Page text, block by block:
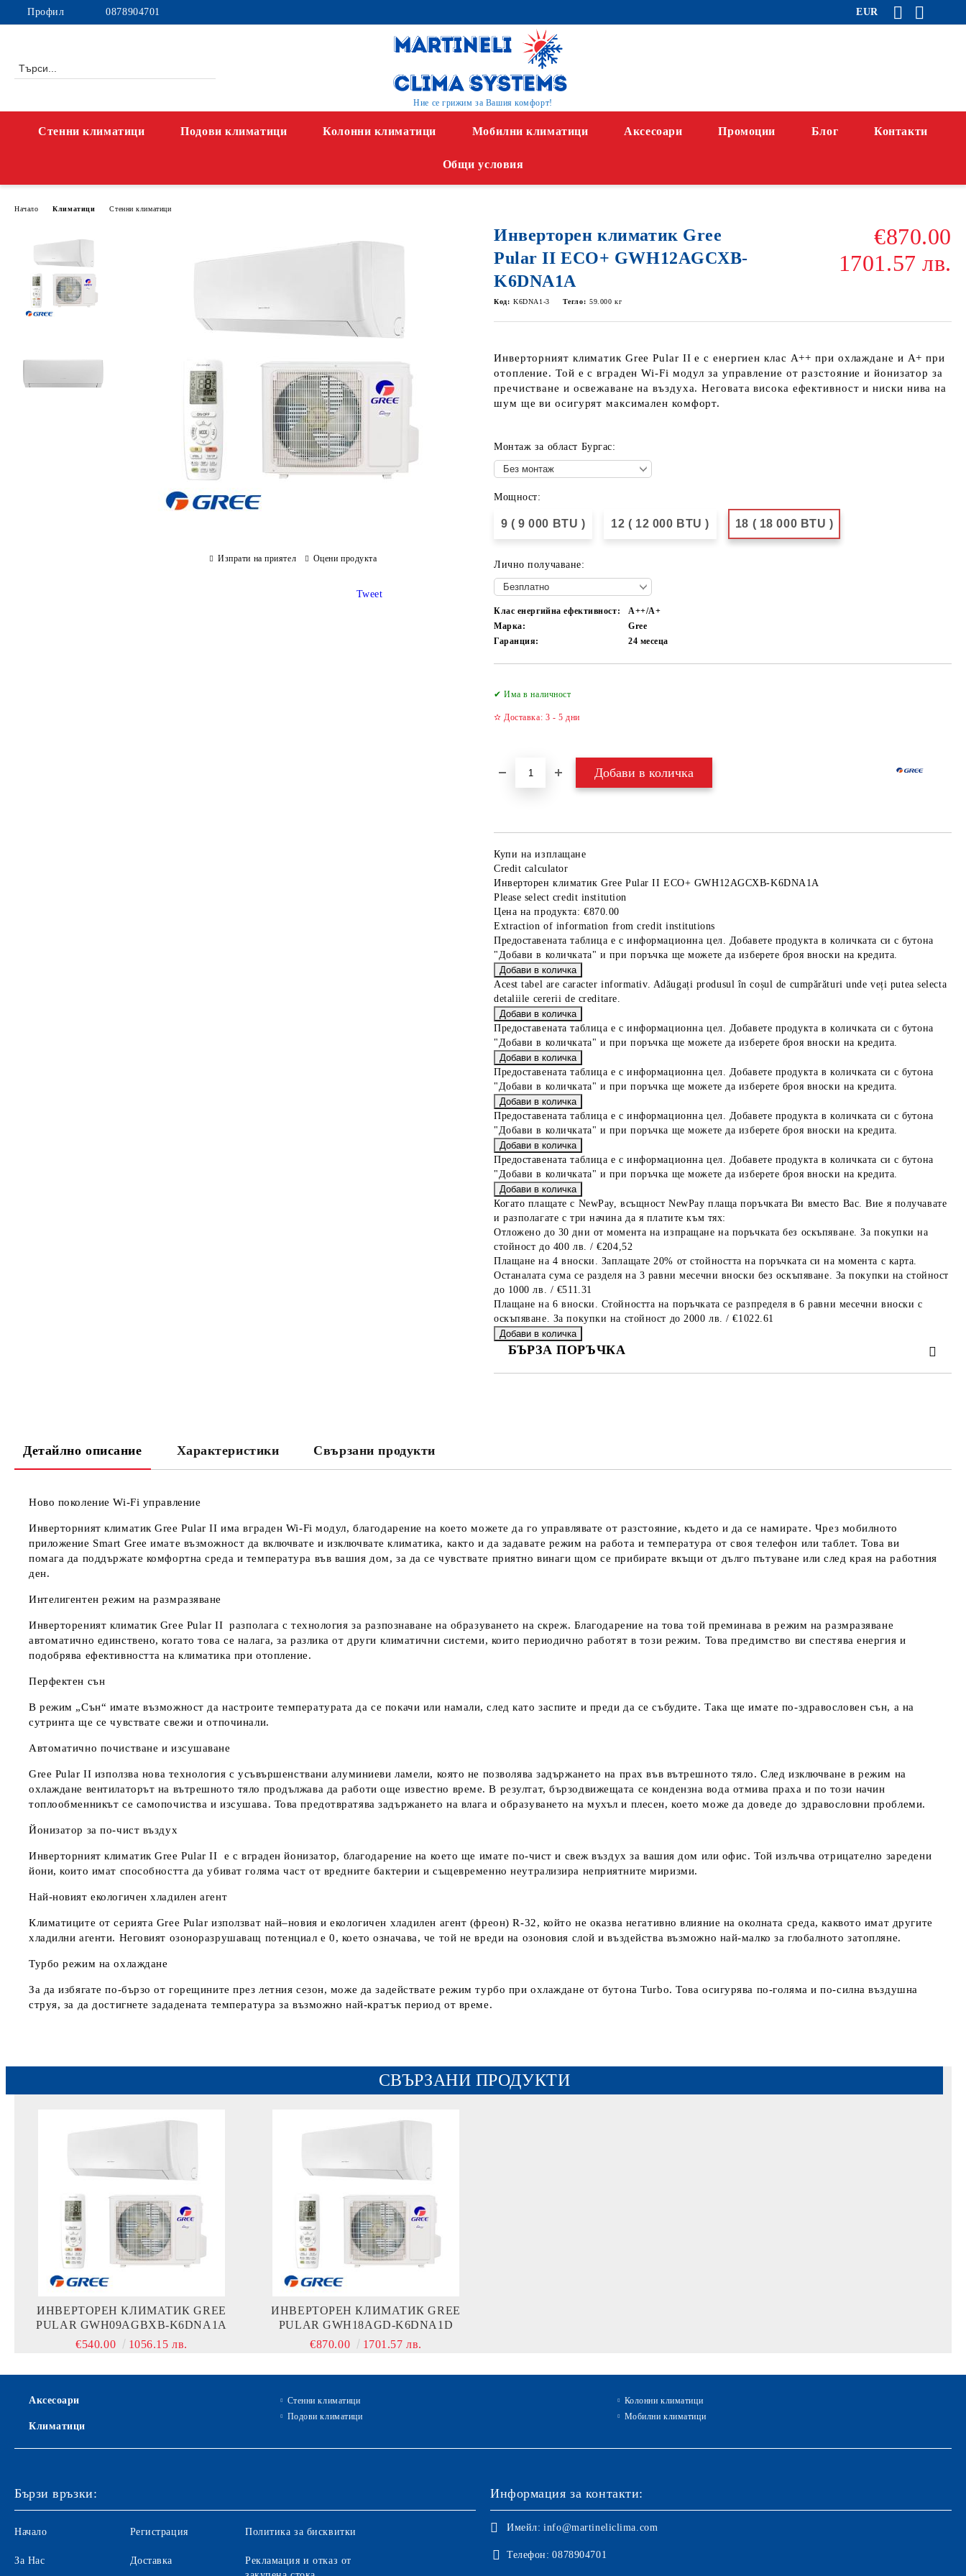
Профил 0878904701 EUR
Ние се грижим за Вашия комфорт!
Стенни климатици Подови климатици Колонни климатици Мобилни климатици Аксесоари Промоции Блог Контакти
Общи условия
Начало Климатици Стенни климатици
Инверторен климатик Gree
Pular II ECO+ GWH12AGCXB-
K6DNA1A
€870.00
1701.57 лв.
Код: K6DNA1-3 Тегло: 59.000 кг
Инверторният климатик Gree Pular II е с енергиен клас А++ при охлаждане и А+ при
отопление. Той е с вграден Wi-Fi модул за управление от разстояние и йонизатор за
пречистване и освежаване на въздуха. Неговата висока ефективност и ниски нива на
шум ще ви осигурят максимален комфорт.
Монтаж за област Бургас:
Мощност:
9 ( 9 000 BTU ) 12 ( 12 000 BTU ) 18 ( 18 000 BTU )
Лично получаване:
Клас енергийна ефективност:
А++/A+
Марка:
Gree
Гаранция:
24 месеца
✔ Има в наличност
✫ Доставка: 3 - 5 дни
Купи на изплащане
Credit calculator
Инверторен климатик Gree Pular II ECO+ GWH12AGCXB-K6DNA1A
Please select credit institution
Цена на продукта: €870.00
Extraction of information from credit institutions
Предоставената таблица е с информационна цел. Добавете продукта в количката си с бутона
"Добави в количката" и при поръчка ще можете да изберете броя вноски на кредита.
Acest tabel are caracter informativ. Adăugați produsul în coșul de cumpărături unde veți putea selecta
detaliile cererii de creditare.
Предоставената таблица е с информационна цел. Добавете продукта в количката си с бутона
"Добави в количката" и при поръчка ще можете да изберете броя вноски на кредита.
Предоставената таблица е с информационна цел. Добавете продукта в количката си с бутона
"Добави в количката" и при поръчка ще можете да изберете броя вноски на кредита.
Предоставената таблица е с информационна цел. Добавете продукта в количката си с бутона
"Добави в количката" и при поръчка ще можете да изберете броя вноски на кредита.
Предоставената таблица е с информационна цел. Добавете продукта в количката си с бутона
"Добави в количката" и при поръчка ще можете да изберете броя вноски на кредита.
Когато плащате с NewPay, всъщност NewPay плаща поръчката Ви вместо Вас. Вие я получавате
и разполагате с три начина да я платите към тях:
Отложено до 30 дни от момента на изпращане на поръчката без оскъпяване. За покупки на
стойност до 400 лв. / €204,52
Плащане на 4 вноски. Заплащате 20% от стойността на поръчката си на момента с карта.
Останалата сума се разделя на 3 равни месечни вноски без оскъпяване. За покупки на стойност
до 1000 лв. / €511.31
Плащане на 6 вноски. Стойността на поръчката се разпределя в 6 равни месечни вноски с
оскъпяване. За покупки на стойност до 2000 лв. / €1022.61
БЪРЗА ПОРЪЧКА
Изпрати на приятел Оцени продукта
Tweet
Детайлно описание Характеристики Свързани продукти
Ново поколение Wi-Fi управление
Инверторният климатик Gree Pular II има вграден Wi-Fi модул, благодарение на което можете да го управлявате от разстояние, където и да се намирате. Чрез мобилното
приложение Smart Gree имате възможност да включвате и изключвате климатика, както и да задавате режим на работа и температура от своя телефон или таблет. Това ви
помага да поддържате комфортна среда и температура във вашия дом, за да се чувствате приятно винаги щом се прибирате вкъщи от дълго пътуване или след края на работния
ден.
Интелигентен режим на размразяване
Инвертореният климатик Gree Pular II разполага с технология за разпознаване на образуването на скреж. Благодарение на това той преминава в режим на размразяване
автоматично единствено, когато това се налага, за разлика от други климатични системи, които периодично работят в този режим. Това предимство ви спестява енергия и
подобрява ефективността на климатика при отопление.
Перфектен сън
В режим „Сън“ имате възможност да настроите температурата да се покачи или намали, след като заспите и преди да се събудите. Така ще имате по-здравословен сън, а на
сутринта ще се чувствате свежи и отпочинали.
Автоматично почистване и изсушаване
Gree Pular II използва нова технология с усъвършенствани алуминиеви ламели, която не позволява задържането на прах във вътрешното тяло. След изключване в режим на
охлаждане вентилаторът на вътрешното тяло продължава да работи още известно време. В резултат, бързодвижещата се кондензна вода отмива праха и по този начин
топлообменникът се самопочиства и изсушава. Това предотвратява задържането на влага и образуването на мухъл и плесен, което може да доведе до здравословни проблеми.
Йонизатор за по-чист въздух
Инверторният климатик Gree Pular II е с вграден йонизатор, благодарение на което ще имате по-чист и свеж въздух за вашия дом или офис. Той излъчва отрицателно заредени
йони, които имат способността да убиват голяма част от вредните бактерии и същевременно неутрализира неприятните миризми.
Най-новият екологичен хладилен агент
Климатиците от серията Gree Pular използват най–новия и екологичен хладилен агент (фреон) R-32, който не оказва негативно влияние на околната среда, каквото имат другите
хладилни агенти. Неговият озоноразрушаващ потенциал е 0, което означава, че той не вреди на озоновия слой и въздейства възможно най-малко за глобалното затопляне.
Турбо режим на охлаждане
За да избягате по-бързо от горещините през летния сезон, може да задействате режим турбо при охлаждане от бутона Turbo. Това осигурява по-голяма и по-силна въздушна
струя, за да достигнете зададената температура за възможно най-кратък период от време.
СВЪРЗАНИ ПРОДУКТИ
ИНВЕРТОРЕН КЛИМАТИК GREE
PULAR GWH09AGBXB-K6DNA1A
€540.00
1056.15 лв.
ИНВЕРТОРЕН КЛИМАТИК GREE
PULAR GWH18AGD-K6DNA1D
€870.00
1701.57 лв.
Аксесоари
Климатици
Стенни климатици
Подови климатици
Колонни климатици
Мобилни климатици
Бързи връзки:
Начало
За Нас
Регистрация
Доставка
Политика за бисквитки
Рекламация и отказ от
Информация за контакти:
Имейл: info@martineliclima.com
Телефон: 0878904701